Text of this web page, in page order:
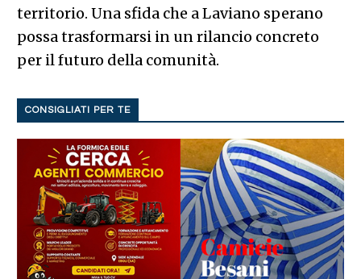
territorio. Una sfida che a Laviano sperano
possa trasformarsi in un rilancio concreto
per il futuro della comunità.
CONSIGLIATI PER TE